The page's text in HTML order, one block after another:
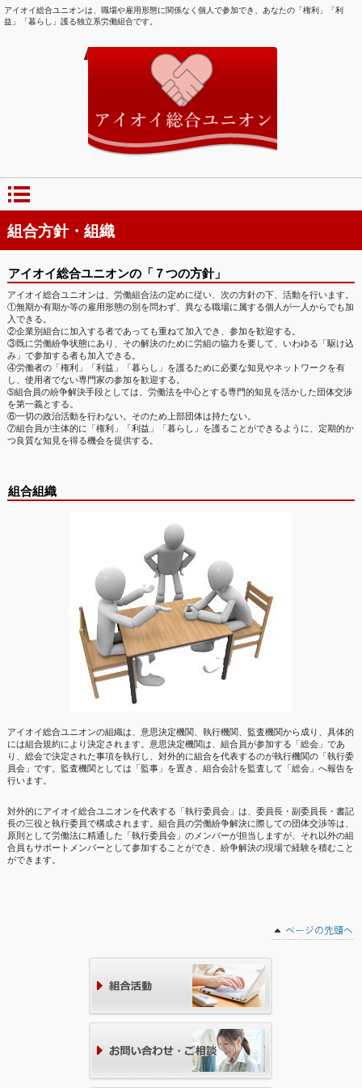
アイオイ総合ユニオンは、職場や雇用形態に関係なく個人で参加でき、あなたの「権利」「利
益」「暮らし」護る独立系労働組合です。
組合方針・組織
アイオイ総合ユニオンの「７つの方針」
アイオイ総合ユニオンは、労働組合法の定めに従い、次の方針の下、活動を行います。
①無期か有期か等の雇用形態の別を問わず、異なる職場に属する個人が一人からでも加
入できる。
②企業別組合に加入する者であっても重ねて加入でき、参加を歓迎する。
③既に労働紛争状態にあり、その解決のために労組の協力を要して、いわゆる「駆け込
み」で参加する者も加入できる。
④労働者の「権利」「利益」「暮らし」を護るために必要な知見やネットワークを有
し、使用者でない専門家の参加を歓迎する。
➄組合員の紛争解決手段としては、労働法を中心とする専門的知見を活かした団体交渉
を第一義とする。
⑥一切の政治活動を行わない。そのため上部団体は持たない。
⑦組合員が主体的に「権利」「利益」「暮らし」を護ることができるように、定期的か
つ良質な知見を得る機会を提供する。
組合組織
アイオイ総合ユニオンの組織は、意思決定機関、執行機関、監査機関から成り、具体的
には組合規約により決定されます。意思決定機関は、組合員が参加する「総会」であ
り、総会で決定された事項を執行し、対外的に組合を代表するのが執行機関の「執行委
員会」です。監査機関としては「監事」を置き、組合会計を監査して「総会」へ報告を
行います。
対外的にアイオイ総合ユニオンを代表する「執行委員会」は、委員長・副委員長・書記
長の三役と執行委員で構成されます。組合員の労働紛争解決に際しての団体交渉等は、
原則として労働法に精通した「執行委員会」のメンバーが担当しますが、それ以外の組
合員もサポートメンバーとして参加することができ、紛争解決の現場で経験を積むこと
ができます。